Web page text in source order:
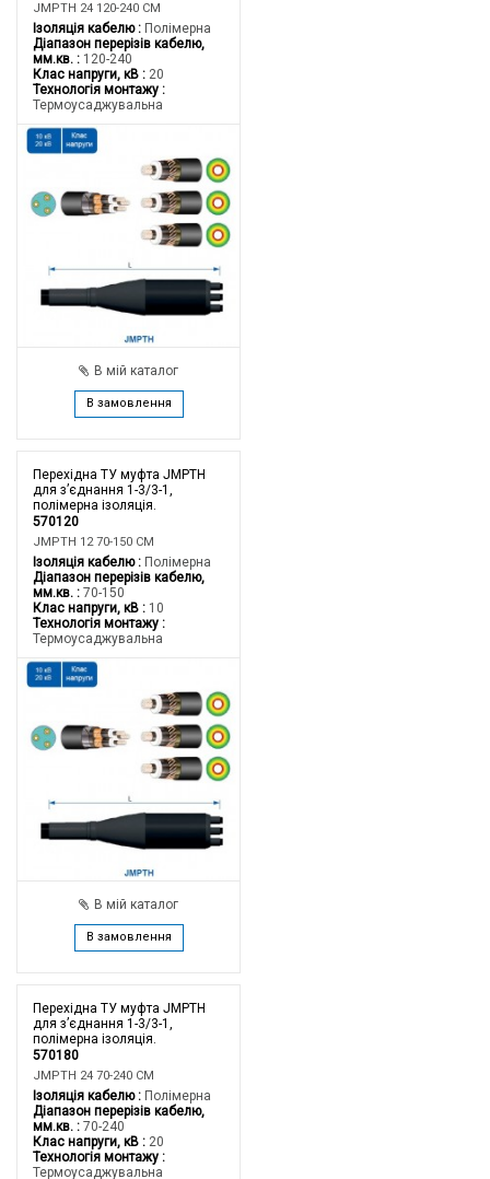
JMPTH 24 120-240 CM
Ізоляція кабелю
Полімерна
Діапазон перерізів кабелю,
мм.кв.
120-240
Клас напруги, кВ
20
Технологія монтажу
Термоусаджувальна
В мій каталог
В замовлення
Перехідна ТУ муфта JMPTH
для з’єднання 1-3/3-1,
полімерна ізоляція.
570120
JMPTH 12 70-150 CM
Ізоляція кабелю
Полімерна
Діапазон перерізів кабелю,
мм.кв.
70-150
Клас напруги, кВ
10
Технологія монтажу
Термоусаджувальна
В мій каталог
В замовлення
Перехідна ТУ муфта JMPTH
для з’єднання 1-3/3-1,
полімерна ізоляція.
570180
JMPTH 24 70-240 CM
Ізоляція кабелю
Полімерна
Діапазон перерізів кабелю,
мм.кв.
70-240
Клас напруги, кВ
20
Технологія монтажу
Термоусаджувальна